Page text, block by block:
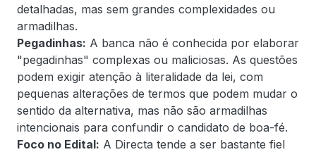
detalhadas, mas sem grandes complexidades ou
armadilhas.
Pegadinhas: A banca não é conhecida por elaborar
"pegadinhas" complexas ou maliciosas. As questões
podem exigir atenção à literalidade da lei, com
pequenas alterações de termos que podem mudar o
sentido da alternativa, mas não são armadilhas
intencionais para confundir o candidato de boa-fé.
Foco no Edital: A Directa tende a ser bastante fiel